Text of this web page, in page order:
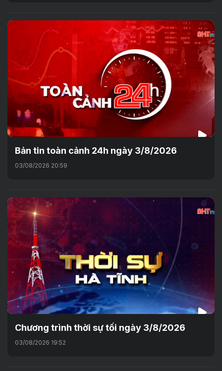
Bản tin toàn cảnh 24h ngày 3/8/2026
03/08/2026 20:59
Chương trình thời sự tối ngày 3/8/2026
03/08/2026 19:52